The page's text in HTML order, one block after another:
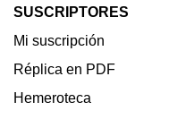
SUSCRIPTORES
Mi suscripción
Réplica en PDF
Hemeroteca